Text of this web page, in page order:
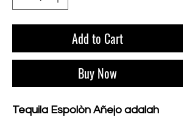
Add to Cart
Buy Now
Tequila Espolòn Añejo adalah